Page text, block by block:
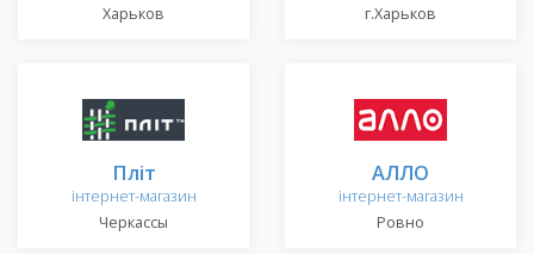
Харьков
г.Харьков
Пліт
інтернет-магазин
Черкассы
АЛЛО
інтернет-магазин
Ровно